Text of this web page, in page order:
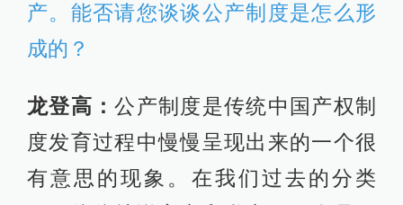
产。能否请您谈谈公产制度是怎么形
成的？
龙登高：公产制度是传统中国产权制
度发育过程中慢慢呈现出来的一个很
有意思的现象。在我们过去的分类